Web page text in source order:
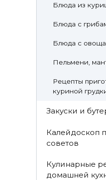
Блюда из
Блюда с
Блюда с
Пельмени,
Рецепты
куриной
Закуски и
Калейдоскоп
советов
Кулинарные
домашней